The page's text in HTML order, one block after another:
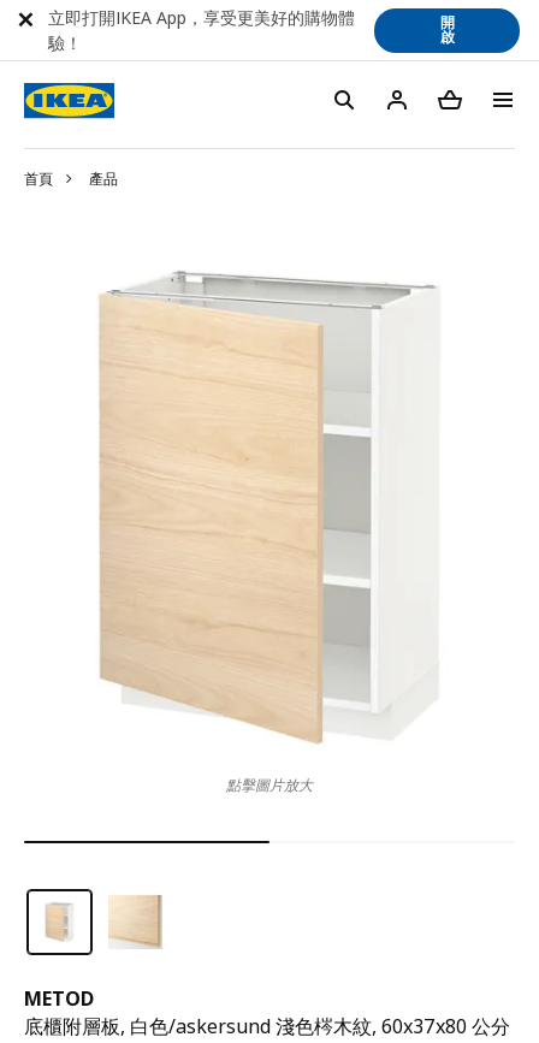
首頁 產品
METOD
底櫃附層板, 白色/askersund 淺色梣木紋, 60x37x80 公分
點擊圖片放大
立即打開IKEA App，享受更美好的購物體
驗！
開
啟